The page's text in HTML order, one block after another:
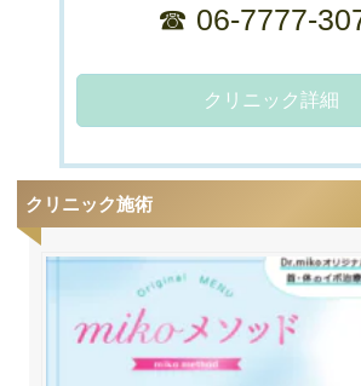
☎ 06-7777-
クリニック詳細
クリニック施術